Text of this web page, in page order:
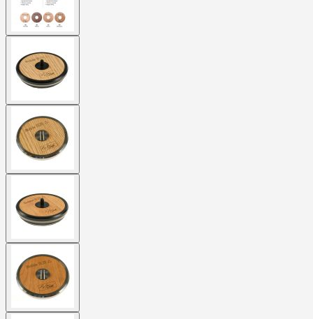
larger
image
larger
image
image
larger
image